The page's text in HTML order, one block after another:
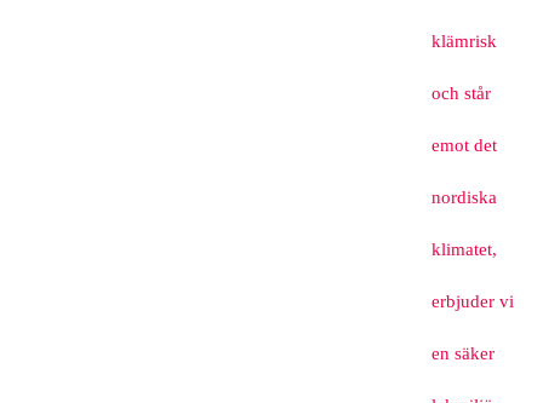
klämrisk
och står
emot det
nordiska
klimatet,
erbjuder vi
en säker